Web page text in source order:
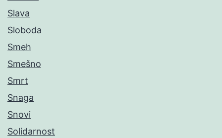
Slava
Sloboda
Smeh
Smešno
Smrt
Snaga
Snovi
Solidarnost